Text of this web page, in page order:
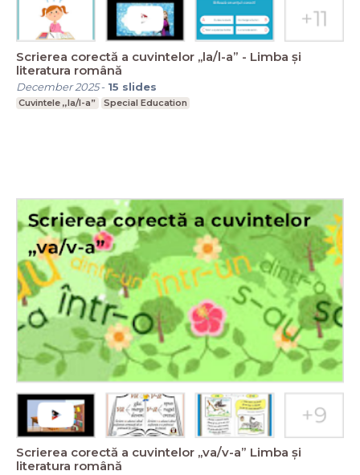
Scrierea corectă a cuvintelor ,,la/l-a” - Limba și
literatura română
December 2025- 15 slides
Cuvintele ,,la/l-a” Special Education
Scrierea corectă a cuvintelor ,,va/v-a” Limba și
literatura română